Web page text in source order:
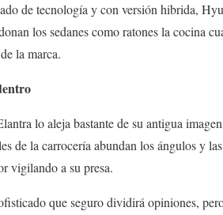
de tecnología y con versión hibrida,
los sedanes como ratones la cocina
la marca.
lo aleja bastante de su antigua
de la carrocería abundan los ángulos y
vigilando a su presa.
que seguro dividirá opiniones,